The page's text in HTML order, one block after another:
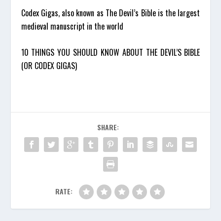
Codex Gigas, also known as The Devil’s Bible is the largest
medieval manuscript in the world
10 THINGS YOU SHOULD KNOW ABOUT THE DEVIL’S BIBLE
(OR CODEX GIGAS)
SHARE:
RATE: